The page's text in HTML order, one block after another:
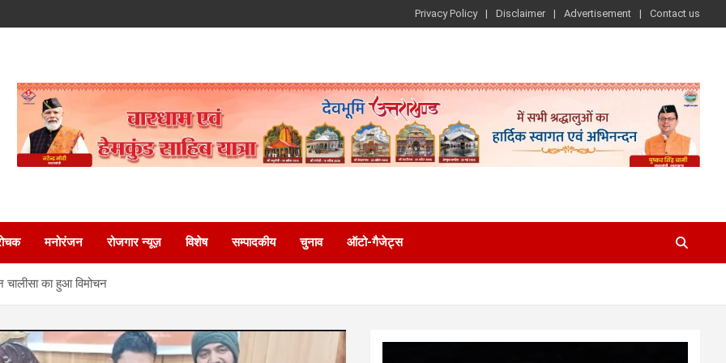
Privacy Policy Disclaimer Advertisement Contact us
मनोरंजन रोजगार न्यूज़ विशेष सम्पादकीय चुनाव ऑटो-गैजेट्स
का हुआ विमोचन